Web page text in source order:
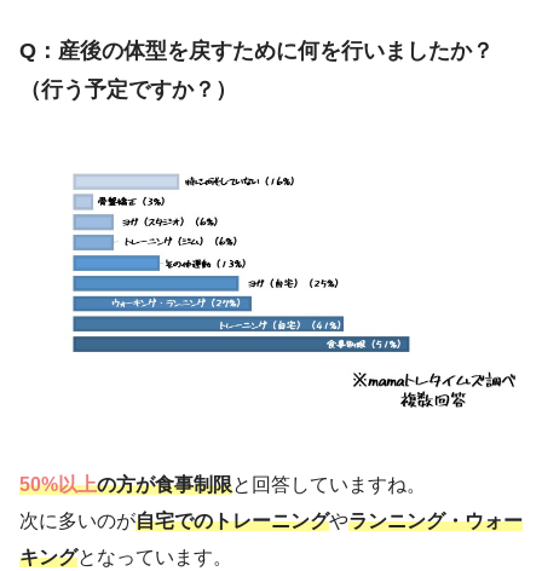
Q：産後の体型を戻すために何を行いましたか？
（行う予定ですか？）
50%以上の方が食事制限と回答していますね。
次に多いのが自宅でのトレーニングやランニング・ウォー
キングとなっています。